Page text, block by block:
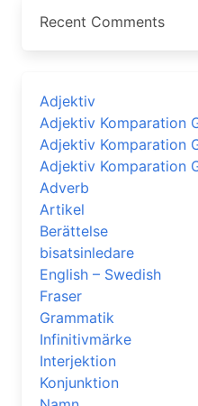
Recent Comments
Adjektiv
Adjektiv Komparation
Adjektiv Komparation
Adjektiv Komparation
Adverb
Artikel
Berättelse
bisatsinledare
English – Swedish
Fraser
Grammatik
Infinitivmärke
Interjektion
Konjunktion